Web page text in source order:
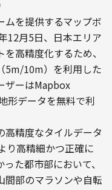
ムを提供するマップボ
12月5日、日本エリア
高精度化するため、
5m/10m）を利用した
ザーはMapbox
形データを無料で利
精度なタイルデータ
り高精細かつ正確に
た都市部において、
間部のマラソンや自転